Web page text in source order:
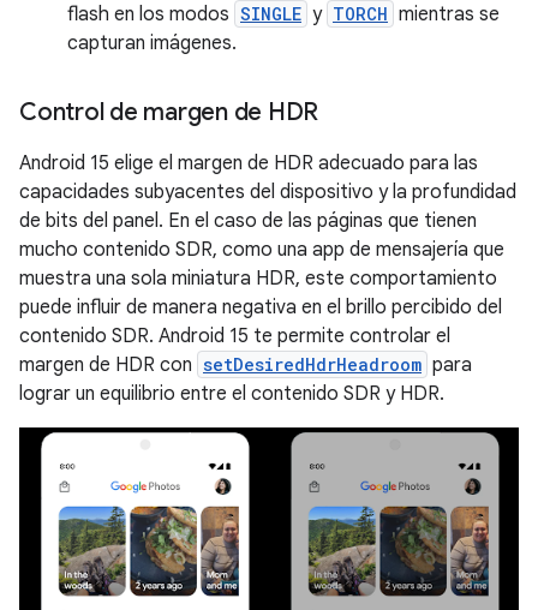
flash en los modos SINGLE y TORCH mientras se
capturan imágenes.
Control de margen de HDR
Android 15 elige el margen de HDR adecuado para las
capacidades subyacentes del dispositivo y la profundidad
de bits del panel. En el caso de las páginas que tienen
mucho contenido SDR, como una app de mensajería que
muestra una sola miniatura HDR, este comportamiento
puede influir de manera negativa en el brillo percibido del
contenido SDR. Android 15 te permite controlar el
margen de HDR con setDesiredHdrHeadroom para
lograr un equilibrio entre el contenido SDR y HDR.